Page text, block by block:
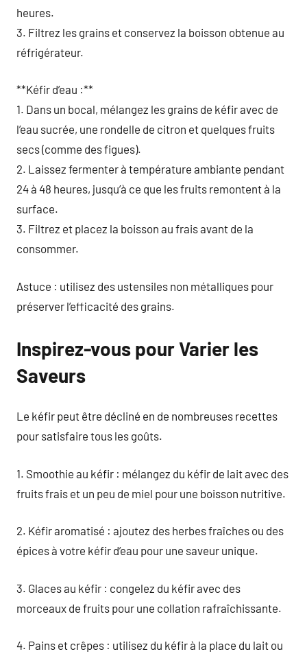
heures.
3. Filtrez les grains et conservez la boisson obtenue au
réfrigérateur.
**Kéfir d’eau :**
1. Dans un bocal, mélangez les grains de kéfir avec de
l’eau sucrée, une rondelle de citron et quelques fruits
secs (comme des figues).
2. Laissez fermenter à température ambiante pendant
24 à 48 heures, jusqu’à ce que les fruits remontent à la
surface.
3. Filtrez et placez la boisson au frais avant de la
consommer.
Astuce : utilisez des ustensiles non métalliques pour
préserver l’efficacité des grains.
Inspirez-vous pour Varier les
Saveurs
Le kéfir peut être décliné en de nombreuses recettes
pour satisfaire tous les goûts.
1. Smoothie au kéfir : mélangez du kéfir de lait avec des
fruits frais et un peu de miel pour une boisson nutritive.
2. Kéfir aromatisé : ajoutez des herbes fraîches ou des
épices à votre kéfir d’eau pour une saveur unique.
3. Glaces au kéfir : congelez du kéfir avec des
morceaux de fruits pour une collation rafraîchissante.
4. Pains et crêpes : utilisez du kéfir à la place du lait ou